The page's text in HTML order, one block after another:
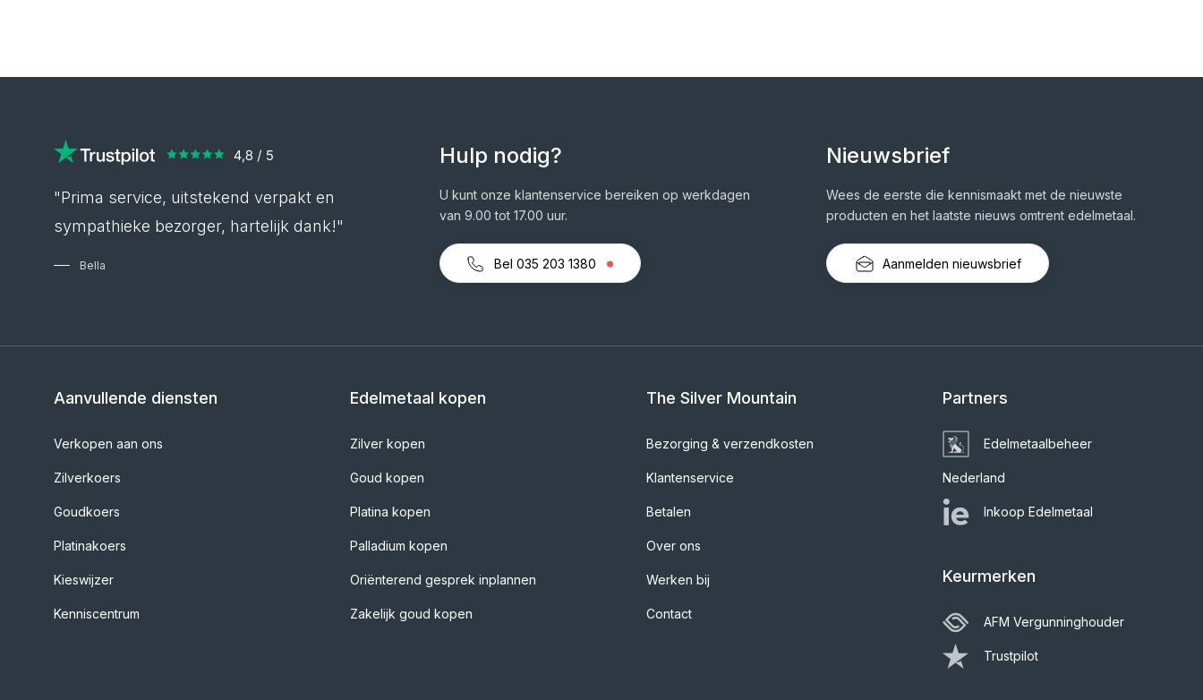
"Prima service, uitstekend verpakt en
sympathieke bezorger, hartelijk dank!"
Bella
Hulp nodig?
U kunt onze klantenservice bereiken op werkdagen
van 9.00 tot 17.00 uur.
Bel 035 203 1380
Nieuwsbrief
Wees de eerste die kennismaakt met de nieuwste
producten en het laatste nieuws omtrent edelmetaal.
Aanmelden nieuwsbrief
Aanvullende diensten
Verkopen aan ons
Zilverkoers
Goudkoers
Platinakoers
Kieswijzer
Kenniscentrum
Edelmetaal kopen
Zilver kopen
Goud kopen
Platina kopen
Palladium kopen
Oriënterend gesprek inplannen
Zakelijk goud kopen
The Silver Mountain
Bezorging & verzendkosten
Klantenservice
Betalen
Over ons
Werken bij
Contact
Partners
Edelmetaalbeheer
Nederland
Inkoop Edelmetaal
Keurmerken
AFM Vergunninghouder
Trustpilot